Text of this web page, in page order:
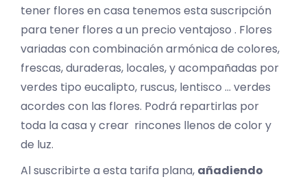
tener flores en casa tenemos esta suscripción
para tener flores a un precio ventajoso . Flores
variadas con combinación armónica de colores,
frescas, duraderas, locales, y acompañadas por
verdes tipo eucalipto, ruscus, lentisco … verdes
acordes con las flores. Podrá repartirlas por
toda la casa y crear rincones llenos de color y
de luz.
Al suscribirte a esta tarifa plana, añadiendo